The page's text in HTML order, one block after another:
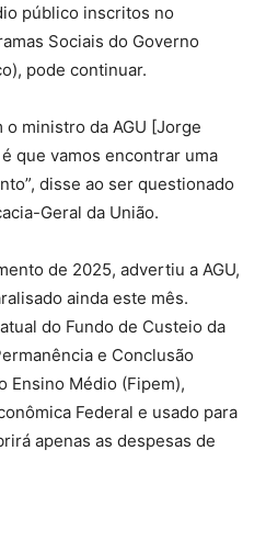
público inscritos no
Sociais do Governo
pode continuar.
o ministro da AGU [Jorge
que vamos encontrar uma
disse ao ser questionado
Geral da União.
de 2025, advertiu a AGU,
ainda este mês.
do Fundo de Custeio da
e Conclusão
Ensino Médio (Fipem),
Federal e usado para
apenas as despesas de